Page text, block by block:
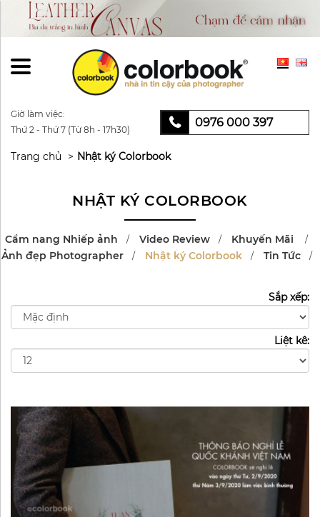
Giờ làm việc:
Thứ 2 - Thứ 7 (Từ 8h - 17h30)
0976 000 397
Trang chủ Nhật ký Colorbook
NHẬT KÝ COLORBOOK
Cẩm nang Nhiếp ảnh Video Review
Khuyến Mãi
Ảnh đẹp Photographer
Nhật ký Colorbook Tin Tức
Sắp xếp:
Liệt kê: